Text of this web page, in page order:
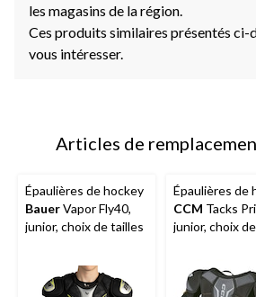
les magasins de la région.
Ces produits similaires présentés ci-
vous intéresser.
Articles de
Épaulières de hockey
BauerVapor Fly40,
junior, choix de tailles
Épaulières de
CCM Tacks
junior, choix